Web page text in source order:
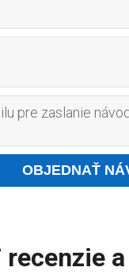
pre zaslanie
recenzie